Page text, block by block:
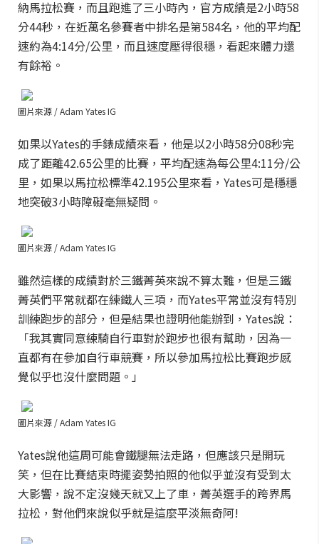
納馬拉松賽，而且跑進了三小時內，官方成績是2小時58
分44秒，在近萬名參賽者中排名是第584名，他的平均配
速約為4:14分/公里，而且速度壓得很穩，看起來體力還
有餘裕。
圖片來源 / Adam Yates IG
如果以Yates的手錶成績來看，他是以2小時58分08秒完
成了距離42.65公里的比賽，平均配速為每公里4:11分/公
里，如果以馬拉松標準42.195公里來看，Yates可是穩穩
地突破3小時障礙毫無疑問。
圖片來源 / Adam Yates IG
雖然這樣的成績對於三鐵菁英來說不算太難，但是三鐵
菁英們平常就都在練鐵人三項，而Yates平常並沒有特別
訓練跑步的部分，但是結果也證明他能辦到，Yates說：
「我其實同意練騎自行車對於跑步也很有幫助，因為一
直都有在參加自行車競賽，所以參加馬拉松比賽跑步感
覺似乎也沒什麼問題。」
圖片來源 / Adam Yates IG
Yates說他這周可能會鐵腿無法走路，但應該只是開玩
笑，但在比賽結束時擺姿勢拍照的他似乎並沒有受到太
大影響，說不定沒幾天就又上了車，菁英選手的跨界馬
拉松，對他們來說似乎就是這麼平淡無奇阿!